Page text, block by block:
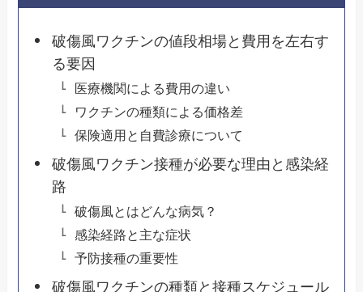
破傷風ワクチンの値段相場と費用を左右す
る要因
医療機関による費用の違い
ワクチンの種類による価格差
保険適用と自費診療について
破傷風ワクチン接種が必要な理由と感染経
路
破傷風とはどんな病気？
感染経路と主な症状
予防接種の重要性
破傷風ワクチンの種類と接種スケジュール